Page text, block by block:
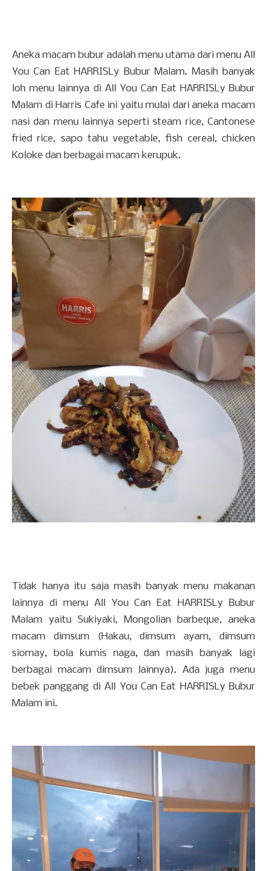
Aneka macam bubur adalah menu utama dari menu All
You Can Eat HARRISLy Bubur Malam. Masih banyak
loh menu lainnya di All You Can Eat HARRISLy Bubur
Malam di Harris Cafe ini yaitu mulai dari aneka macam
nasi dan menu lainnya seperti steam rice, Cantonese
fried rice, sapo tahu vegetable, fish cereal, chicken
Koloke dan berbagai macam kerupuk.
Tidak hanya itu saja masih banyak menu makanan
lainnya di menu All You Can Eat HARRISLy Bubur
Malam yaitu Sukiyaki, Mongolian barbeque, aneka
macam dimsum (Hakau, dimsum ayam, dimsum
siomay, bola kumis naga, dan masih banyak lagi
berbagai macam dimsum lainnya). Ada juga menu
bebek panggang di All You Can Eat HARRISLy Bubur
Malam ini.